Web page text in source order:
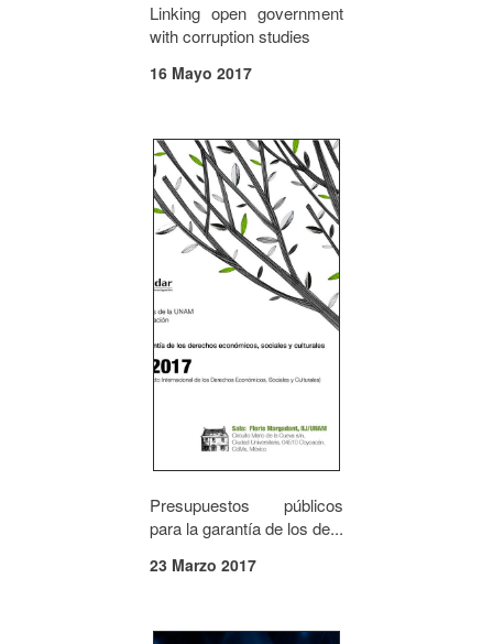
Linking open government
with corruption studies
16 Mayo 2017
Presupuestos públicos
para la garantía de los de...
23 Marzo 2017